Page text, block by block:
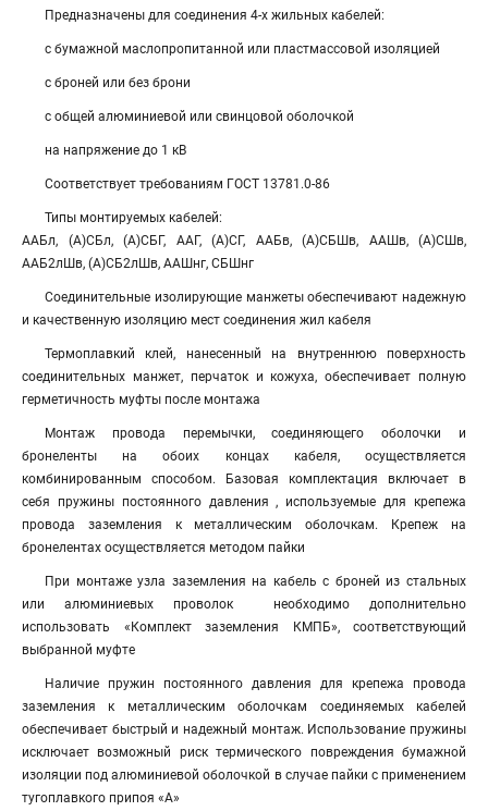
Предназначены для соединения 4-х жильных кабелей:
с бумажной маслопропитанной или пластмассовой изоляцией
с броней или без брони
с общей алюминиевой или свинцовой оболочкой
на напряжение до 1 кВ
Соответствует требованиям ГОСТ 13781.0-86
Типы монтируемых кабелей:
ААБл, (А)СБл, (А)СБГ, ААГ, (А)СГ, ААБв, (А)СБШв, ААШв, (А)СШв,
ААБ2лШв, (А)СБ2лШв, ААШнг, СБШнг
Соединительные изолирующие манжеты обеспечивают надежную
и качественную изоляцию мест соединения жил кабеля
Термоплавкий клей, нанесенный на внутреннюю поверхность
соединительных манжет, перчаток и кожуха, обеспечивает полную
герметичность муфты после монтажа
Монтаж провода перемычки, соединяющего оболочки и
бронеленты на обоих концах кабеля, осуществляется
комбинированным способом. Базовая комплектация включает в
себя пружины постоянного давления , используемые для крепежа
провода заземления к металлическим оболочкам. Крепеж на
бронелентах осуществляется методом пайки
При монтаже узла заземления на кабель с броней из стальных
или алюминиевых проволок необходимо дополнительно
использовать «Комплект заземления КМПБ», соответствующий
выбранной муфте
Наличие пружин постоянного давления для крепежа провода
заземления к металлическим оболочкам соединяемых кабелей
обеспечивает быстрый и надежный монтаж. Использование пружины
исключает возможный риск термического повреждения бумажной
изоляции под алюминиевой оболочкой в случае пайки с применением
тугоплавкого припоя «А»